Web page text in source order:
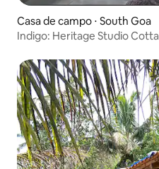
Casa de campo ⋅ South Goa
Indigo: Heritage Studio